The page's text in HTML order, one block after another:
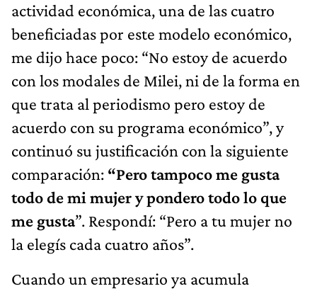
actividad económica, una de las cuatro
beneficiadas por este modelo económico,
me dijo hace poco: “No estoy de acuerdo
con los modales de Milei, ni de la forma en
que trata al periodismo pero estoy de
acuerdo con su programa económico”, y
continuó su justificación con la siguiente
comparación: “Pero tampoco me gusta
todo de mi mujer y pondero todo lo que
me gusta”. Respondí: “Pero a tu mujer no
la elegís cada cuatro años”.
Cuando un empresario ya acumula